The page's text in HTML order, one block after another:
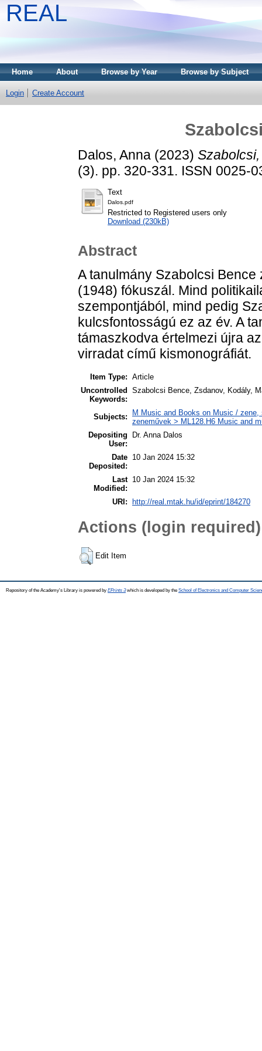
REAL
Home About Browse by Year Browse by Subject
Login Create Account
Dalos, Anna (2023)
(3). pp. 320-331. ISSN 0025-
Text
Dalos.pdf
Restricted to Registered users only
Download (230kB)
Abstract
A tanulmány Szabolcsi
(1948) fókuszál. Mind
szempontjából, mind pedig
kulcsfontosságú ez az év. A
támaszkodva értelmezi újra
virradat című kismonográfiát.
Item Type: Article
Uncontrolled
Keywords:
Szabolcsi Bence, Zsdanov, Kodály,
Subjects:
M Music and Books on Music /
zeneművek > ML128.H6 Music and
Depositing
User:
Dr. Anna Dalos
Date
Deposited:
10 Jan 2024 15:32
Last
Modified:
10 Jan 2024 15:32
URI: http://real.mtak.hu/id/eprint/184270
Actions (login required)
Edit Item
Repository of the Academy's Library is powered by EPrints 3which is developed by the School of Electronics and Computer